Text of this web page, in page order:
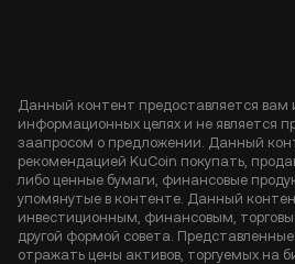
Данный контент предоставляется вам
информационных целях и не является
заапросом о предложении. Данный
рекомендацией KuCoin покупать,
либо ценные бумаги, финансовые
упомянутые в контенте. Данный
инвестиционным, финансовым,
другой формой совета.
отражать цены активов, торгуемых на